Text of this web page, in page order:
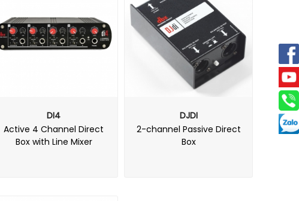
DI4
Active 4 Channel Direct
Box with Line Mixer
DJDI
2-channel Passive Direct
Box